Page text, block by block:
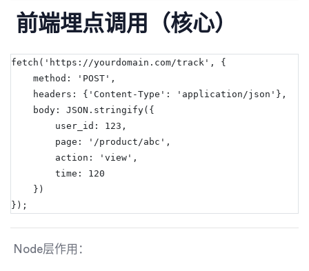
前端埋点调用（核心）
fetch ( 'https://yourdomain.com/track' , {
method:
'POST' ,
headers: { 'Content-Type' : 'application/json' },
body: JSON . stringify({
user_id: 123 ,
page:
'/product/abc' ,
action:
'view' ,
time: 120
})
});
Node层作用：